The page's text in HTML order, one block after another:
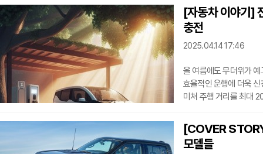
새로운 시장 트렌드를
모델은 짧은 차체와 효
제공하며 도심 속 싱글
모델의 교과서로 불리며
[자동차 이야기]
충전
2025.04.14 17:46
올 여름에도 무더위가
효율적인 운행에 더욱
미쳐 주행 거리를 최대
상승의 주요 원인이 된
관리 요령을 통해 무더
운전하며, 주행 거리 손
[COVER
모델들